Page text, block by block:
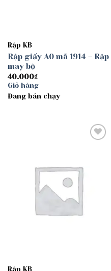
Rập KB
Rập giấy A0 mã 1914 – Rập
may bộ
40.000₫
Giỏ hàng
Đang bán chạy
Rập KB